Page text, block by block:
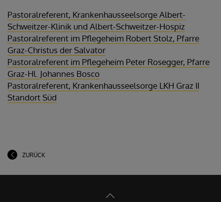
Pastoralreferent, Krankenhausseelsorge Albert-
Schweitzer-Klinik und Albert-Schweitzer-Hospiz
Pastoralreferent im Pflegeheim Robert Stolz, Pfarre
Graz-Christus der Salvator
Pastoralreferent im Pflegeheim Peter Rosegger, Pfarre
Graz-Hl. Johannes Bosco
Pastoralreferent, Krankenhausseelsorge LKH Graz II
Standort Süd
ZURÜCK